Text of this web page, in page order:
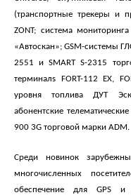
(транспортные трекеры и
ZONT; система
«Автоскан»; GSM-системы
2551 и SMART S-2315
терминалs FORT-112 EX,
уровня топлива ДУТ
абонентские
900 3G торговой марки ADM.
Среди новинок
многочисленных
обеспечение для GPS